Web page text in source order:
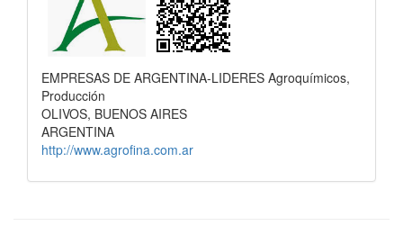
EMPRESAS DE ARGENTINA-LIDERES Agroquímicos,
Producción
OLIVOS, BUENOS AIRES
ARGENTINA
http://www.agrofina.com.ar